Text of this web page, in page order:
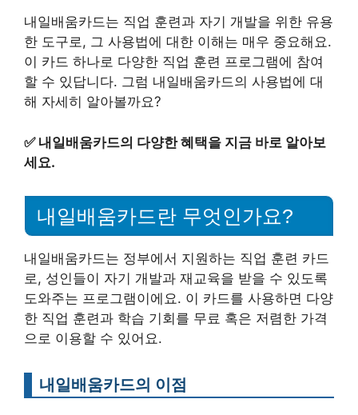
내일배움카드는 직업 훈련과 자기 개발을 위한 유용
한 도구로, 그 사용법에 대한 이해는 매우 중요해요.
이 카드 하나로 다양한 직업 훈련 프로그램에 참여
할 수 있답니다. 그럼 내일배움카드의 사용법에 대
해 자세히 알아볼까요?
✅ 내일배움카드의 다양한 혜택을 지금 바로 알아보
세요.
내일배움카드란 무엇인가요?
내일배움카드는 정부에서 지원하는 직업 훈련 카드
로, 성인들이 자기 개발과 재교육을 받을 수 있도록
도와주는 프로그램이에요. 이 카드를 사용하면 다양
한 직업 훈련과 학습 기회를 무료 혹은 저렴한 가격
으로 이용할 수 있어요.
내일배움카드의 이점